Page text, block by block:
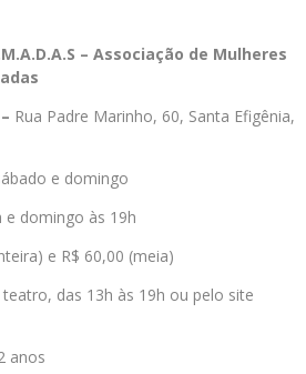
– Associação de Mulheres
– Rua Padre Marinho, 60, Santa Efigênia,
e domingo
e domingo às 19h
e R$ 60,00 (meia)
das 13h às 19h ou pelo site
anos